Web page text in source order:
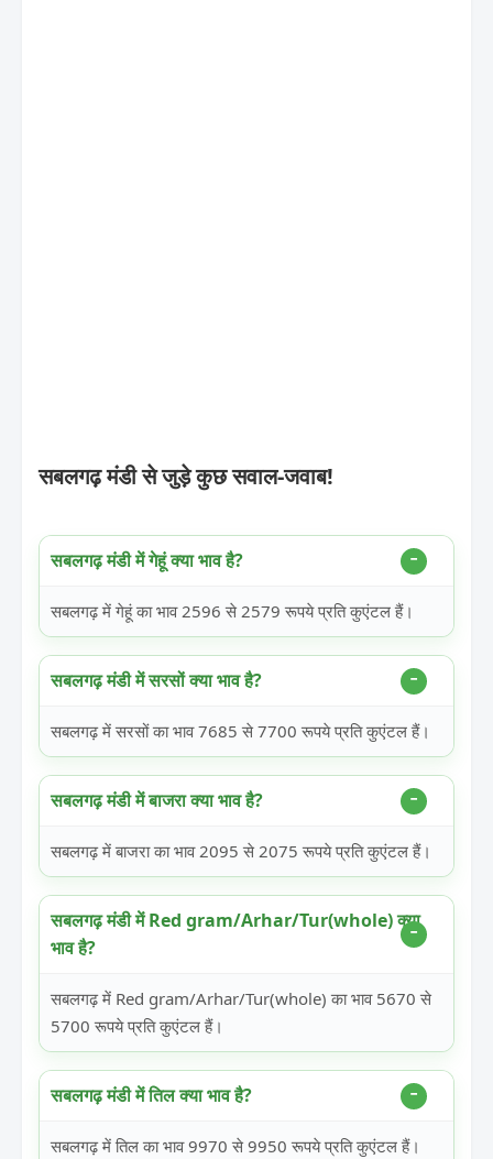
सबलगढ़ मंडी से जुड़े कुछ सवाल-जवाब!
सबलगढ़ मंडी में गेहूं क्या भाव है?
सबलगढ़ में गेहूं का भाव 2596 से 2579 रूपये प्रति कुएंटल हैं।
सबलगढ़ मंडी में सरसों क्या भाव है?
सबलगढ़ में सरसों का भाव 7685 से 7700 रूपये प्रति कुएंटल हैं।
सबलगढ़ मंडी में बाजरा क्या भाव है?
सबलगढ़ में बाजरा का भाव 2095 से 2075 रूपये प्रति कुएंटल हैं।
सबलगढ़ मंडी में Red gram/Arhar/Tur(whole) क्या
भाव है?
सबलगढ़ में Red gram/Arhar/Tur(whole) का भाव 5670 से
5700 रूपये प्रति कुएंटल हैं।
सबलगढ़ मंडी में तिल क्या भाव है?
सबलगढ़ में तिल का भाव 9970 से 9950 रूपये प्रति कुएंटल हैं।